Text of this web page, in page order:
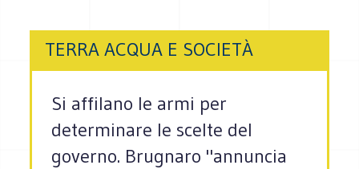
TERRA ACQUA E SOCIETÀ
Si affilano le armi per
determinare le scelte del
governo. Brugnaro "annuncia